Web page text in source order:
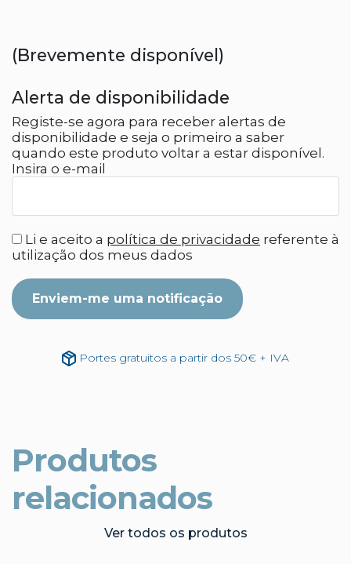
(Brevemente disponível)
Alerta de disponibilidade
Registe-se agora para receber alertas de
disponibilidade e seja o primeiro a saber
quando este produto voltar a estar disponível.
Insira o e-mail
Li e aceito a política de privacidade referente à
utilização dos meus dados
Enviem-me uma notificação
Portes gratuitos a partir dos 50€ + IVA
Produtos
relacionados
Ver todos os produtos